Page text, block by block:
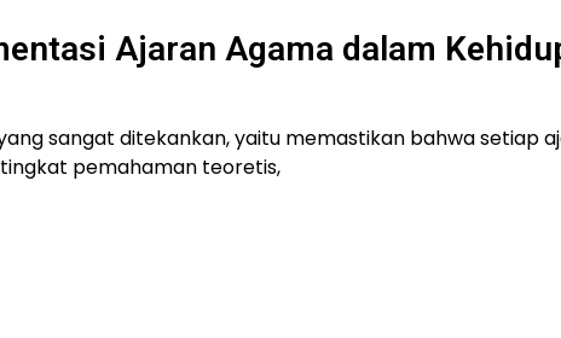
Ajaran Agama dalam
sangat ditekankan, yaitu memastikan bahwa setiap
pemahaman teoretis,